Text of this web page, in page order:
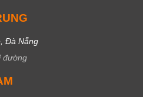
Đà Nẵng
đường